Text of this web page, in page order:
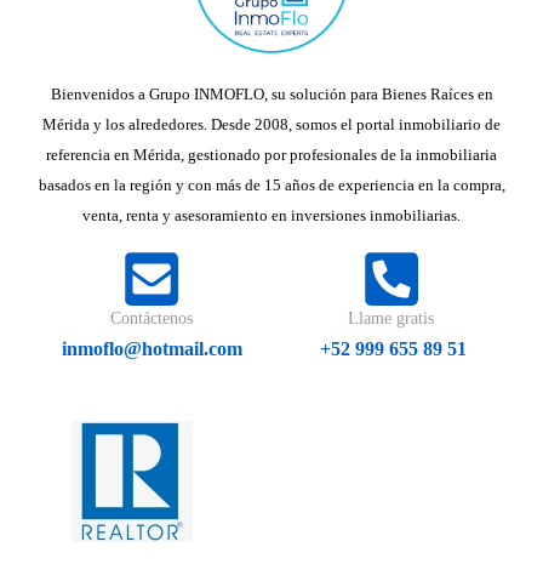
Bienvenidos a Grupo INMOFLO, su solución para Bienes Raíces en
Mérida y los alrededores. Desde 2008, somos el portal inmobiliario de
referencia en Mérida, gestionado por profesionales de la inmobiliaria
basados en la región y con más de 15 años de experiencia en la compra,
venta, renta y asesoramiento en inversiones inmobiliarias.
Contáctenos
inmoflo@hotmail.com
Llame gratis
+52 999 655 89 51